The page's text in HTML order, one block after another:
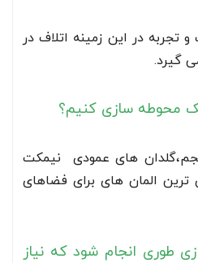
تجربه در این زمینه اتلاف در
گیرد.
محوطه سازی کنیم؟
های عمودی نیمکت
ترین المان های برای فضاهای
طوری انجام شود که نیاز